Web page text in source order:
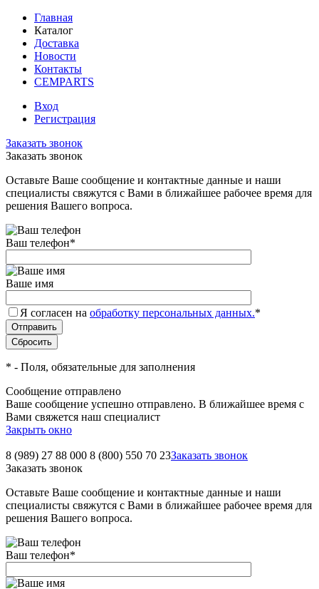
Главная
Каталог
Доставка
Новости
Контакты
CEMPARTS
Вход
Регистрация
Заказать звонок
Заказать звонок
Оставьте Ваше сообщение и контактные данные и наши
специалисты свяжутся с Вами в ближайшее рабочее время для
решения Вашего вопроса.
Ваш телефон*
Ваше имя
Я согласен на обработку персональных данных.*
* - Поля, обязательные для заполнения
Сообщение отправлено
Ваше сообщение успешно отправлено. В ближайшее время с
Вами свяжется наш специалист
Закрыть окно
8 (989) 27 88 000 8 (800) 550 70 23Заказать звонок
Заказать звонок
Оставьте Ваше сообщение и контактные данные и наши
специалисты свяжутся с Вами в ближайшее рабочее время для
решения Вашего вопроса.
Ваш телефон*